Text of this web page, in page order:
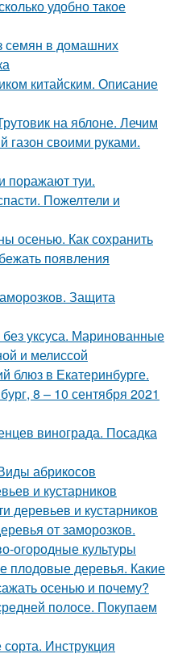
удобно такое
семян в домашних
китайским. Описание
на яблоне. Лечим
газон своими руками.
поражают туи.
Пожелтели и
осенью. Как сохранить
появления
Защита
уксуса. Маринованные
и мелиссой
блюз в Екатеринбурге.
8 – 10 сентября 2021
винограда. Посадка
абрикосов
и кустарников
деревьев и кустарников
от заморозков.
огородные культуры
плодовые деревья. Какие
осенью и почему?
полосе. Покупаем
Инструкция